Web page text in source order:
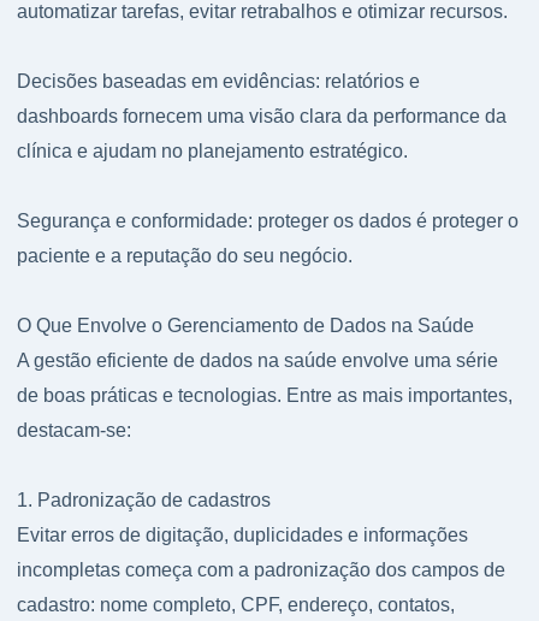
automatizar tarefas, evitar retrabalhos e otimizar recursos.
Decisões baseadas em evidências: relatórios e
dashboards fornecem uma visão clara da performance da
clínica e ajudam no planejamento estratégico.
Segurança e conformidade: proteger os dados é proteger o
paciente e a reputação do seu negócio.
O Que Envolve o Gerenciamento de Dados na Saúde
A gestão eficiente de dados na saúde envolve uma série
de boas práticas e tecnologias. Entre as mais importantes,
destacam-se:
1. Padronização de cadastros
Evitar erros de digitação, duplicidades e informações
incompletas começa com a padronização dos campos de
cadastro: nome completo, CPF, endereço, contatos,